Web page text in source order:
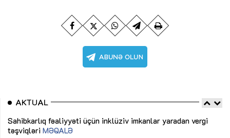
AKTUAL
Sahibkarlıq fəaliyyəti üçün inklüziv imkanlar yaradan vergi
təşviqləri MƏQALƏ